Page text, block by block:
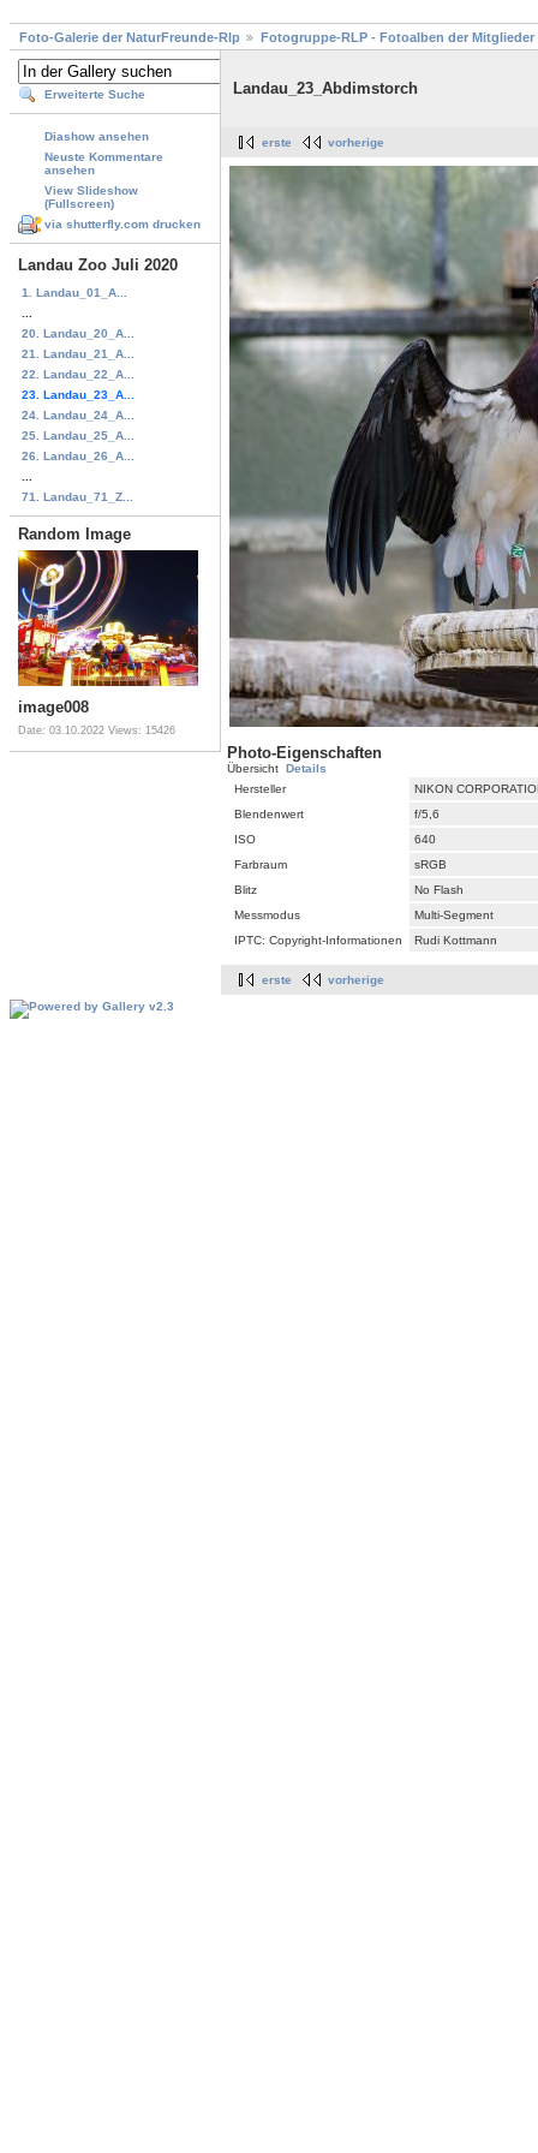
Foto-Galerie der NaturFreunde-Rlp Fotogruppe-RLP - Fotoalben der Mitglieder
Erweiterte Suche
Diashow ansehen
Neuste Kommentare
ansehen
View Slideshow
(Fullscreen)
via shutterfly.com drucken
Landau Zoo Juli 2020
1. Landau_01_A...
20. Landau_20_A...
21. Landau_21_A...
22. Landau_22_A...
23. Landau_23_A...
24. Landau_24_A...
25. Landau_25_A...
26. Landau_26_A...
71. Landau_71_Z...
Random Image
image008
Date: 03.10.2022 Views: 15426
Landau_23_Abdimstorch
erste vorherige
Photo-Eigenschaften
Übersicht Details
Hersteller
NIKON
Blendenwert
f/5,6
ISO
640
Farbraum
sRGB
Blitz
No Flash
Messmodus
Multi-Segment
IPTC: Copyright-Informationen
Rudi Kottmann
erste vorherige